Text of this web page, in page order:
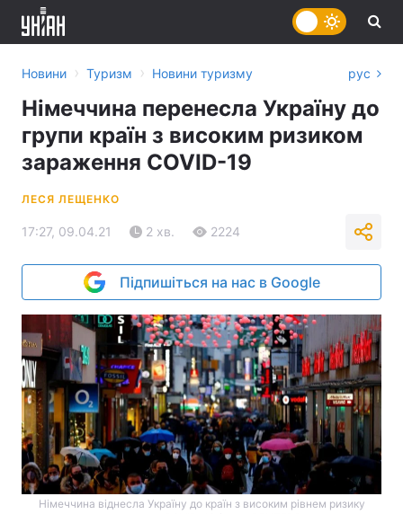
Новини › Туризм › Новини туризму рус
Німеччина перенесла Україну до
групи країн з високим ризиком
зараження COVID-19
ЛЕСЯ ЛЕЩЕНКО
17:27, 09.04.21 2 хв. 2224
Підпишіться на нас в Google
Німеччина віднесла Україну до країн з високим рівнем ризику